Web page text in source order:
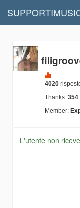
4020
Thanks: 354
Member:
L'utente non